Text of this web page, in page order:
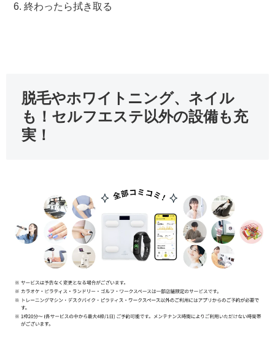
終わったら拭き取る
脱毛やホワイトニング、ネイル
も！セルフエステ以外の設備も充
実！